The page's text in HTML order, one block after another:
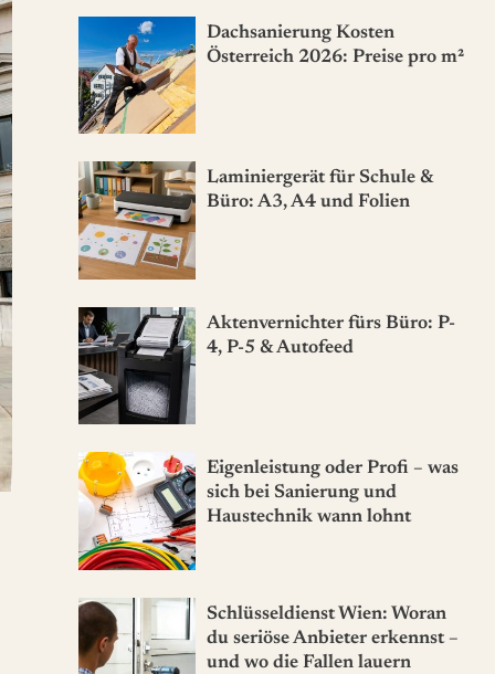
Dachsanierung Kosten
Österreich 2026: Preise pro m²
Laminiergerät für Schule &
Büro: A3, A4 und Folien
Aktenvernichter fürs Büro: P-
4, P-5 & Autofeed
Eigenleistung oder Profi – was
sich bei Sanierung und
Haustechnik wann lohnt
Schlüsseldienst Wien: Woran
du seriöse Anbieter erkennst –
und wo die Fallen lauern